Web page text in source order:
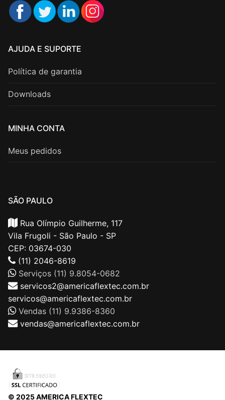
AJUDA E SUPORTE
Política de garantia
Downloads
MINHA CONTA
Meus pedidos
SÃO PAULO
Rua Olímpio Guilherme, 117
Vila Frugoli - São Paulo - SP
CEP: 03674-030
(11) 2046-8619
Serviços (11) 9.8054-0682
servicos2@americaflextec.com.br
servicos@americaflextec.com.br
Vendas (11) 9.9386-8360
vendas@americaflextec.com.br
© 2025 AMERICA FLEXTEC